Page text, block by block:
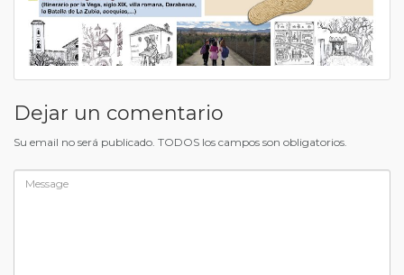
Dejar un comentario
Su email no será publicado. TODOS los campos son obligatorios.